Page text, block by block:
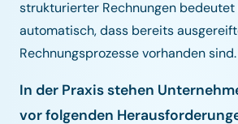
strukturierter Rechnungen
automatisch, dass bereits
Rechnungsprozesse vorhanden sind.
In der Praxis stehen
vor folgenden